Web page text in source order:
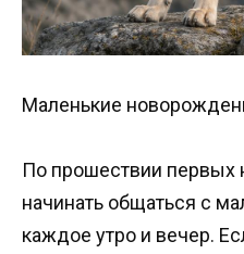
Маленькие
По прошествии первых
начинать общаться с
каждое утро и вечер.